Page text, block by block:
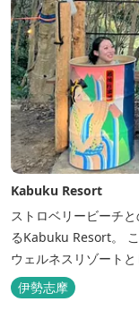
Kabuku Resort
ストロベリービーチ
るKabuku Resort。
ウェルネスリゾート
いたしました。 フィ
に1張ずつ付属された
伊勢志摩